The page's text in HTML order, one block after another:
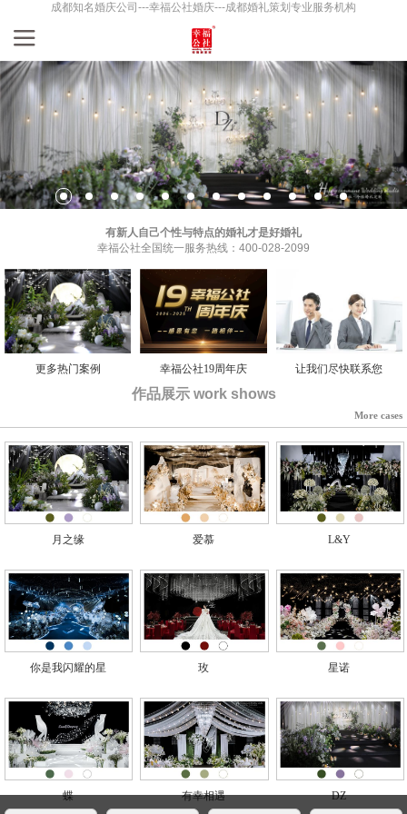
成都知名婚庆公司---幸福公社婚庆---成都婚礼策划专业服务机构
有新人自己个性与特点的婚礼才是好婚礼
幸福公社全国统一服务热线：400-028-2099
更多热门案例 幸福公社19周年庆 让我们尽快联系您
作品展示 work shows
More cases
月之缘 爱慕 L&Y
你是我闪耀的星 玫 星诺
蝶 有幸相遇 DZ